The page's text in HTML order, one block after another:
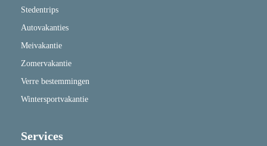
Stedentrips
Autovakanties
Meivakantie
Zomervakantie
Verre bestemmingen
Wintersportvakantie
Services